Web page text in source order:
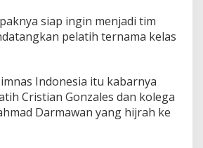
siap ingin menjadi tim
pelatih ternama kelas
Indonesia itu kabarnya
Cristian Gonzales dan kolega
Darmawan yang hijrah ke